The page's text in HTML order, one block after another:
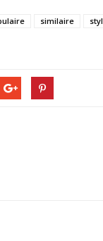
similaire